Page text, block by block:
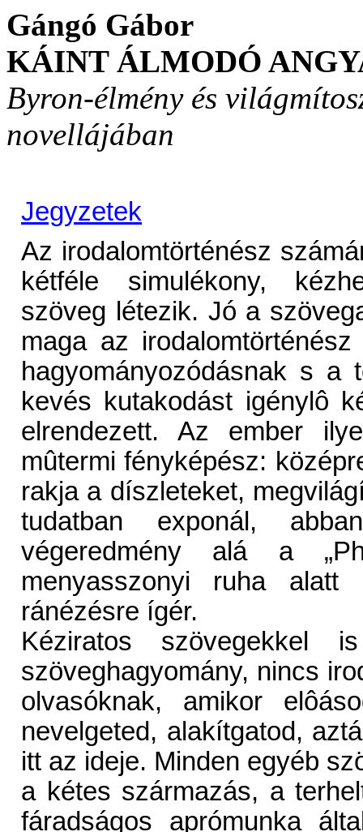
Gángó Gábor
KÁINT ÁLMODÓ
Byron-élmény és
novellájában
Jegyzetek
Az irodalomtörténész
kétféle simulékony,
szöveg létezik. Jó a
maga az
hagyományozódásnak s a
kevés kutakodást igénylô
elrendezett. Az ember
mûtermi fényképész:
rakja a díszleteket,
tudatban exponál,
végeredmény alá a
menyasszonyi ruha
ránézésre ígér.
Kéziratos szövegekkel
szöveghagyomány, nincs
olvasóknak, amikor
nevelgeted, alakítgatod,
itt az ideje. Minden egyéb
a kétes származás, a
fáradságos aprómunka